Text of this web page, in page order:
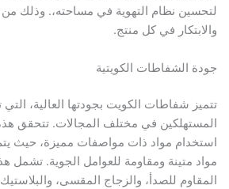
نظام التهوية في مساحته،. وذلك من خلال
في كل منتج.
الشفاطات الكويتية
شفاطات الكويت بجودتها العالية، التي تلبي
في مختلف المجالات. تتحقق هذه
مواد ذات مواصفات مميزة، حيث يتم
متينة ومقاومة للعوامل الجوية. تشمل هذه
للصدأ، والزجاج المقسى، والبلاستيك